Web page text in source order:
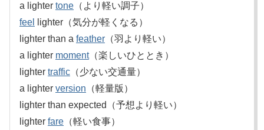
a lighter tone （より軽い調子）
feel
lighter（気分が軽くなる）
lighter than a feather （羽より軽い）
a lighter moment（楽しいひととき）
lighter traffic （少ない交通量）
a lighter version （軽量版）
lighter than expected（予想より軽い）
lighter fare （軽い食事）